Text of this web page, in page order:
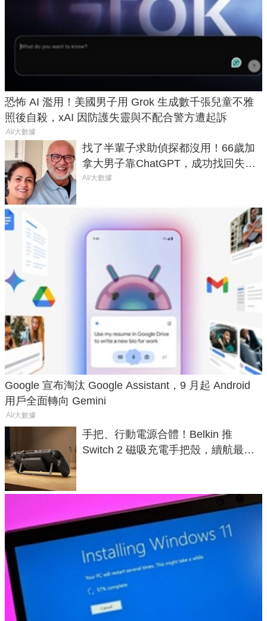
恐怖 AI 濫用！美國男子用 Grok 生成數千張兒童不雅
照後自殺，xAI 因防護失靈與不配合警方遭起訴
AI/大數據
找了半輩子求助偵探都沒用！66歲加
拿大男子靠ChatGPT，成功找回失散
50年家人
AI/大數據
Google 宣布淘汰 Google Assistant，9 月起 Android
用戶全面轉向 Gemini
AI/大數據
手把、行動電源合體！Belkin 推
Switch 2 磁吸充電手把殼，續航最高